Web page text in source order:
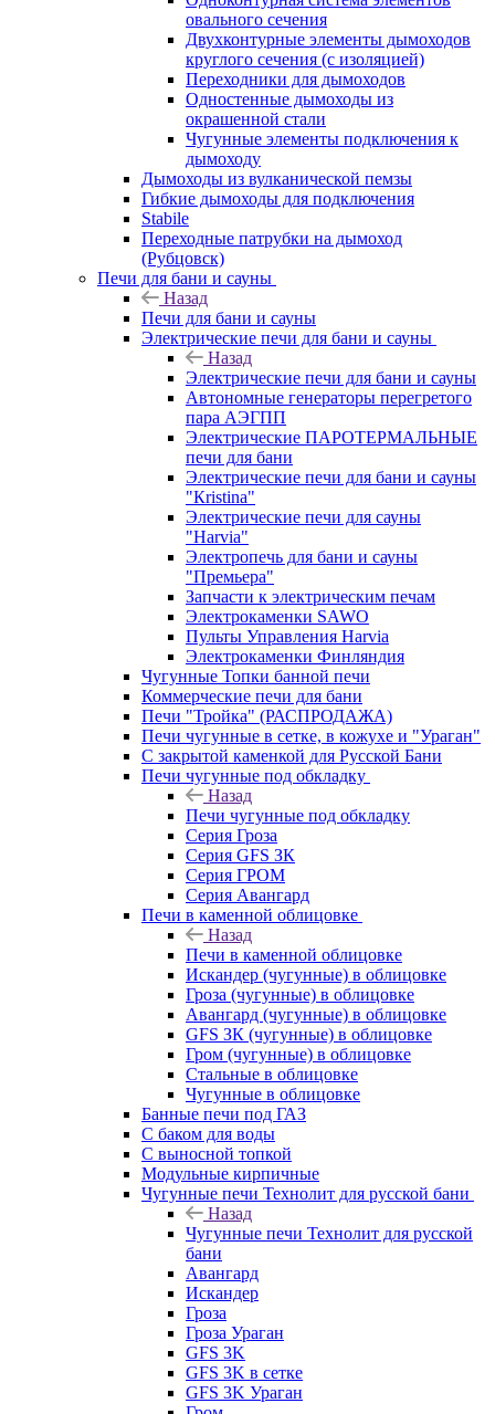
овального сечения
Двухконтурные элементы дымоходов
круглого сечения (с изоляцией)
Переходники для дымоходов
Одностенные дымоходы из
окрашенной стали
Чугунные элементы подключения к
дымоходу
Дымоходы из вулканической пемзы
Гибкие дымоходы для подключения
Stabile
Переходные патрубки на дымоход
(Рубцовск)
Печи для бани и сауны
Назад
Печи для бани и сауны
Электрические печи для бани и сауны
Назад
Электрические печи для бани и сауны
Автономные генераторы перегретого
пара АЭГПП
Электрические ПАРОТЕРМАЛЬНЫЕ
печи для бани
Электрические печи для бани и сауны
"Кristina"
Электрические печи для сауны
"Harvia"
Электропечь для бани и сауны
"Премьера"
Запчасти к электрическим печам
Электрокаменки SAWO
Пульты Управления Harvia
Электрокаменки Финляндия
Чугунные Топки банной печи
Коммерческие печи для бани
Печи "Тройка" (РАСПРОДАЖА)
Печи чугунные в сетке, в кожухе и "Ураган"
С закрытой каменкой для Русской Бани
Печи чугунные под обкладку
Назад
Печи чугунные под обкладку
Серия Гроза
Серия GFS ЗК
Серия ГРОМ
Серия Авангард
Печи в каменной облицовке
Назад
Печи в каменной облицовке
Искандер (чугунные) в облицовке
Гроза (чугунные) в облицовке
Авангард (чугунные) в облицовке
GFS ЗК (чугунные) в облицовке
Гром (чугунные) в облицовке
Стальные в облицовке
Чугунные в облицовке
Банные печи под ГАЗ
С баком для воды
С выносной топкой
Модульные кирпичные
Чугунные печи Технолит для русской бани
Назад
Чугунные печи Технолит для русской
бани
Авангард
Искандер
Гроза
Гроза Ураган
GFS 3K
GFS 3K в сетке
GFS 3K Ураган